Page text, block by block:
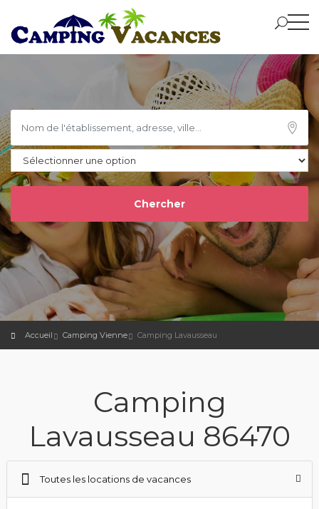
Accueil Camping Vienne Camping Lavausseau
Camping
Lavausseau 86470
Toutes les locations de vacances